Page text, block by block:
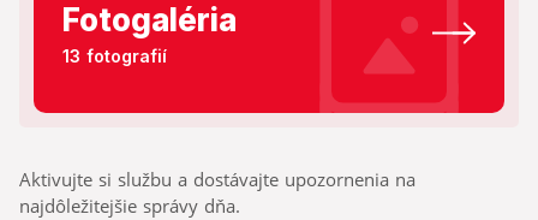
Fotogaléria
13 fotografií
Aktivujte si službu a dostávajte upozornenia na
najdôležitejšie správy dňa.